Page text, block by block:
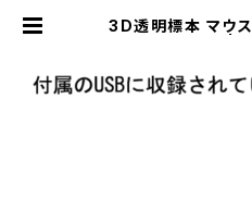
3D透明標本 マウ